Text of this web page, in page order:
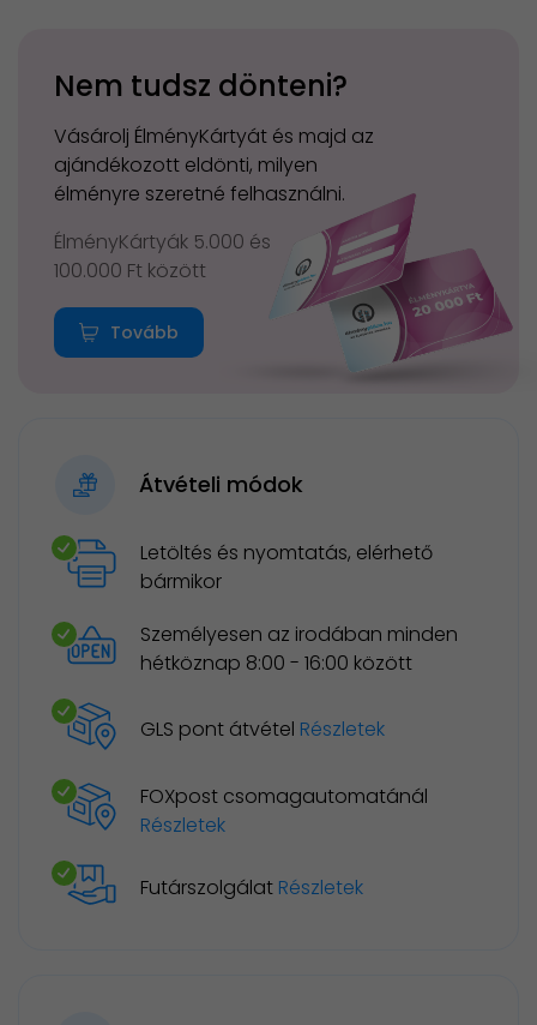
Nem tudsz dönteni?
Vásárolj ÉlményKártyát és majd az
ajándékozott eldönti, milyen
élményre szeretné felhasználni.
ÉlményKártyák 5.000 és
100.000 Ft között
Tovább
Átvételi módok
Letöltés és nyomtatás, elérhető
bármikor
Személyesen az irodában minden
hétköznap 8:00 - 16:00 között
GLS pont átvétel Részletek
FOXpost csomagautomatánál
Részletek
Futárszolgálat Részletek